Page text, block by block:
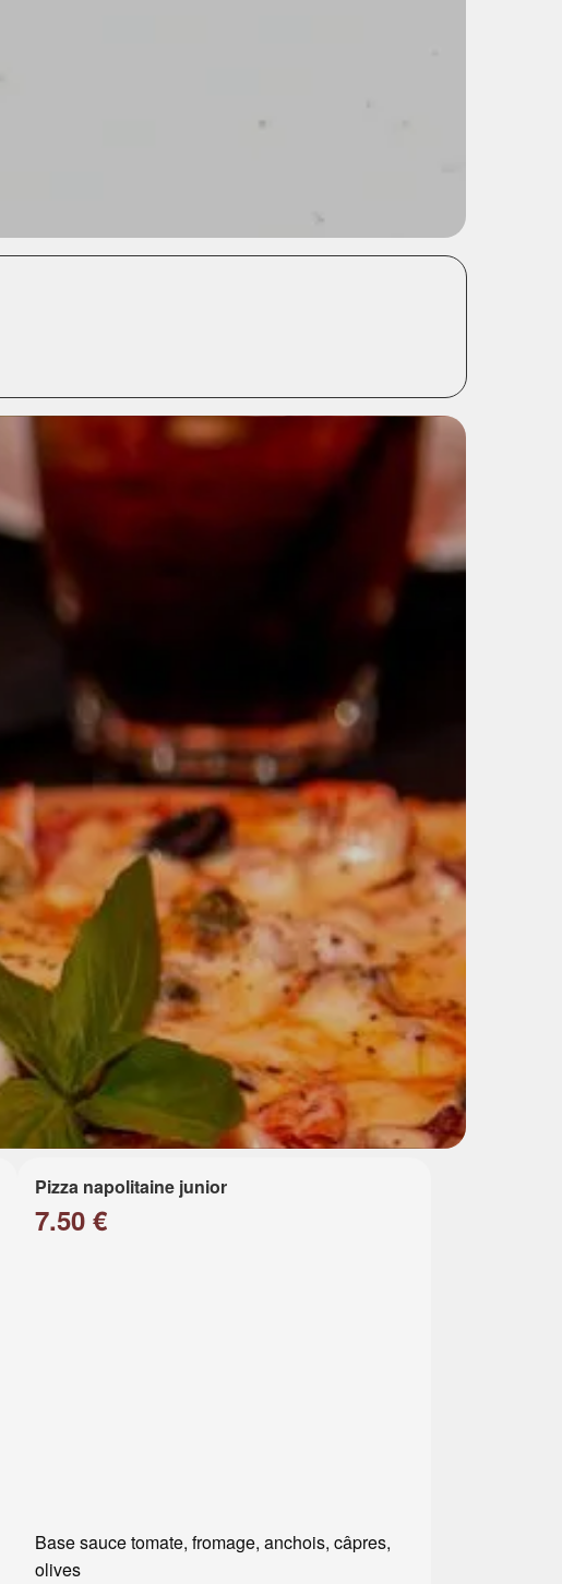
Pizza napolitaine junior
7.50 €
Base sauce tomate, fromage, anchois, câpres,
olives